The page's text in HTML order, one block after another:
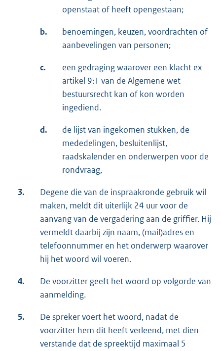
openstaat of heeft opengestaan;
b.
benoemingen, keuzen, voordrachten of
aanbevelingen van personen;
c.
een gedraging waarover een klacht ex
artikel 9:1 van de Algemene wet
bestuursrecht kan of kon worden
ingediend.
d.
de lijst van ingekomen stukken, de
mededelingen, besluitenlijst,
raadskalender en onderwerpen voor de
rondvraag,
3.
Degene die van de inspraakronde gebruik wil
maken, meldt dit uiterlijk 24 uur voor de
aanvang van de vergadering aan de griffier. Hij
vermeldt daarbij zijn naam, (mail)adres en
telefoonnummer en het onderwerp waarover
hij het woord wil voeren.
4.
De voorzitter geeft het woord op volgorde van
aanmelding.
5.
De spreker voert het woord, nadat de
voorzitter hem dit heeft verleend, met dien
verstande dat de spreektijd maximaal 5